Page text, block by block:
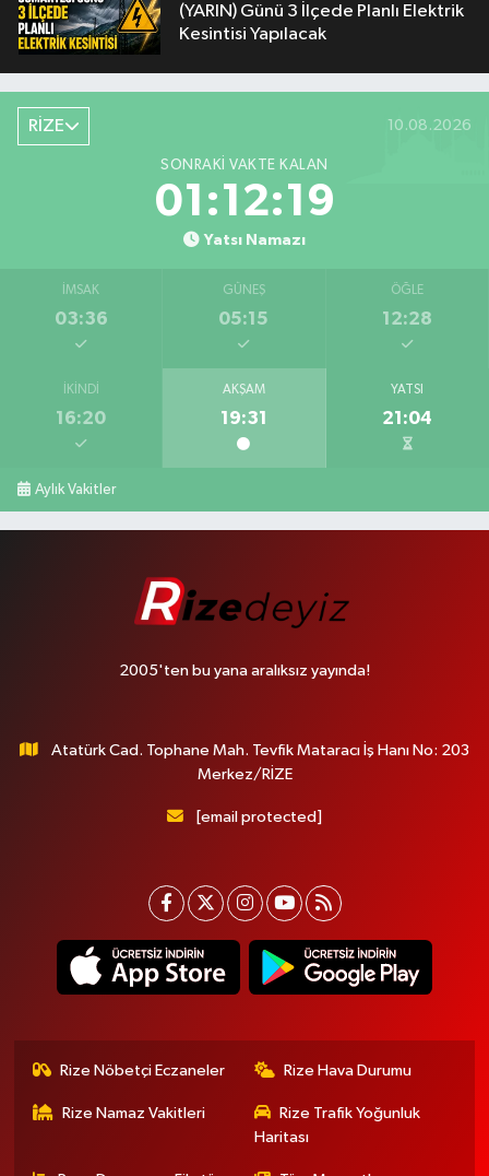
(YARIN) Günü 3 İlçede Planlı Elektrik
Kesintisi Yapılacak
RİZE 10.08.2026
SONRAKI VAKTE KALAN
01:12:18
Yatsı Namazı
İMSAK
03:36
GÜNEŞ
05:15
ÖĞLE
12:28
İKINDI
16:20
AKŞAM
19:31
YATSI
21:04
Aylık Vakitler
2005'ten bu yana aralıksız yayında!
Atatürk Cad. Tophane Mah. Tevfik Mataracı İş Hanı No: 203
Merkez/RİZE
[email protected]
Rize Nöbetçi Eczaneler Rize Hava Durumu
Rize Namaz Vakitleri
Rize Trafik Yoğunluk
Haritası